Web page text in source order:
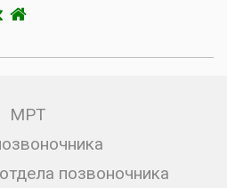
МРТ
позвоночника